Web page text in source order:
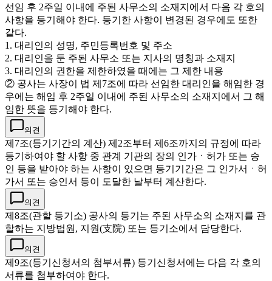
선임 후 2주일 이내에 주된 사무소의 소재지에서 다음 각 호의
사항을 등기해야 한다. 등기한 사항이 변경된 경우에도 또한
같다.
1. 대리인의 성명, 주민등록번호 및 주소
2. 대리인을 둔 주된 사무소 또는 지사의 명칭과 소재지
3. 대리인의 권한을 제한하였을 때에는 그 제한 내용
② 공사는 사장이 법 제7조에 따라 선임한 대리인을 해임한 경
우에는 해임 후 2주일 이내에 주된 사무소의 소재지에서 그 해
임한 뜻을 등기해야 한다.
의견
제7조(등기기간의 계산) 제2조부터 제6조까지의 규정에 따라
등기하여야 할 사항 중 관계 기관의 장의 인가ㆍ허가 또는 승
인 등을 받아야 하는 사항이 있으면 등기기간은 그 인가서ㆍ허
가서 또는 승인서 등이 도달한 날부터 계산한다.
의견
제8조(관할 등기소) 공사의 등기는 주된 사무소의 소재지를 관
할하는 지방법원, 지원(支院) 또는 등기소에서 담당한다.
의견
제9조(등기신청서의 첨부서류) 등기신청서에는 다음 각 호의
서류를 첨부하여야 한다.